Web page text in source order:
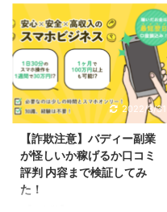
された方がもらえるもの
ということです。 登録し
ただけで受け取れる訳で
はありません。 きちんと
仕事として作業を始めな
い限りは条件を満たした
ことにはならないので覚
えておきましょう。 とは
いえ、 ...
欺副業と聞くと「詐欺」
「稼げない」「怪しい」
このようなネガティブワ
ードが考えられるかもし
れません。 自宅で出来る
副業だとこれまでは内職
やアンケートなど簡単な
ものが主流でした。 です
が、今はインターネット
が普及してきてネットビ
2022/3/31
【詐欺注意】バディー副業
が怪しいか稼げるか口コミ
評判 内容まで検証してみ
た！